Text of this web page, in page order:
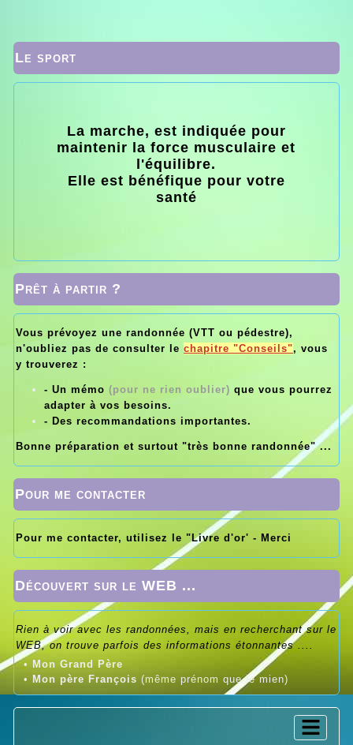
Le sport
La marche, est indiquée pour
maintenir la force musculaire et
l'équilibre.
Elle est bénéfique pour votre
santé
Prêt à partir ?
Vous prévoyez une randonnée (VTT ou pédestre),
n'oubliez pas de consulter le chapitre "Conseils", vous
y trouverez :
- Un mémo (pour ne rien oublier) que vous pourrez
adapter à vos besoins.
- Des recommandations importantes.
Bonne préparation et surtout "très bonne randonnée" ...
Pour me contacter
Pour me contacter, utilisez le "Livre d'or' - Merci
Découvert sur le WEB ...
Rien à voir avec les randonnées, mais en recherchant sur le
WEB, on trouve parfois des informations étonnantes ....
• Mon Grand Père
• Mon père François (même prénom que le mien)